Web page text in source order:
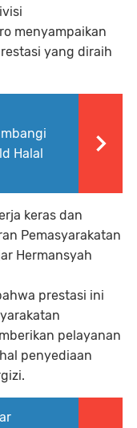
menyampaikan
yang diraih
Halal
keras dan
Pemasyarakatan
Hermansyah
prestasi ini
pelayanan
penyediaan